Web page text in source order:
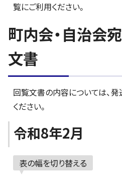
覧にご利用ください。
町内会・自治会
文書
回覧文書の内容については、
ください。
令和8年2月
表の幅を切り替える